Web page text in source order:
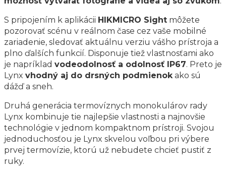
S pripojením k aplikácii HIKMICRO Sight môžete
pozorovať scénu v reálnom čase cez vaše mobilné
zariadenie, sledovať aktuálnu verziu vášho prístroja a
plno ďalších funkcií. Disponuje tiež vlastnosťami ako
je napríklad vodeodolnosť a odolnosť IP67. Preto je
Lynx vhodný aj do drsných podmienok ako sú
dážď a sneh.
Druhá generácia termovíznych monokulárov rady
Lynx kombinuje tie najlepšie vlastnosti a najnovšie
technológie v jednom kompaktnom prístroji. Svojou
jednoduchosťou je Lynx skvelou voľbou pri výbere
prvej termovízie, ktorú už nebudete chcieť pustiť z
ruky.